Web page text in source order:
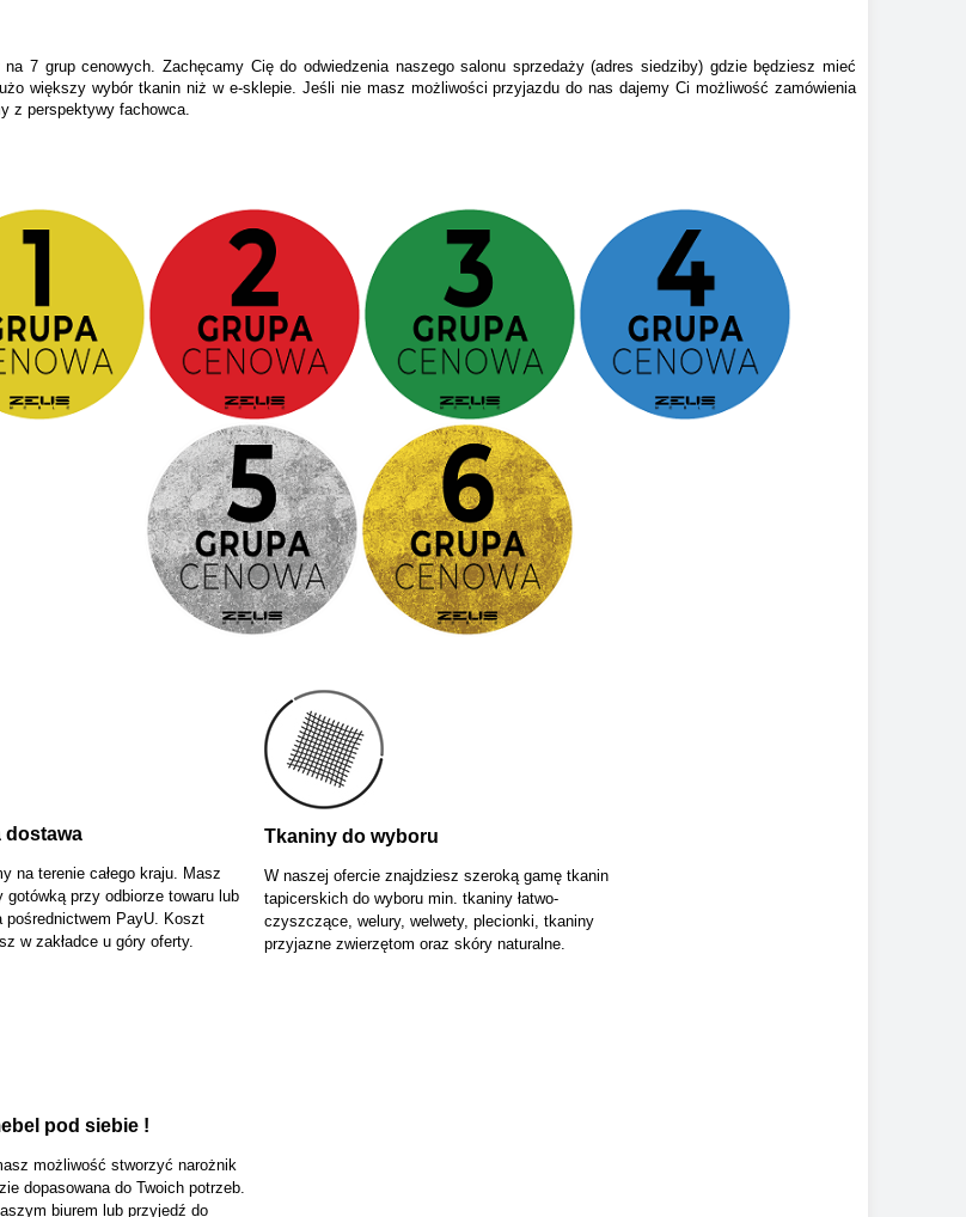
7 grup cenowych. Zachęcamy Cię do odwiedzenia naszego salonu sprzedaży (adres siedziby) gdzie będziesz mieć
większy wybór tkanin niż w e-sklepie. Jeśli nie masz możliwości przyjazdu do nas dajemy Ci możliwość zamówienia
z perspektywy fachowca.
dostawa
na terenie całego kraju. Masz
gotówką przy odbiorze towaru lub
pośrednictwem PayU. Koszt
w zakładce u góry oferty.
Tkaniny do wyboru
W naszej ofercie znajdziesz szeroką gamę tkanin
tapicerskich do wyboru min. tkaniny łatwo-
czyszczące, welury, welwety, plecionki, tkaniny
przyjazne zwierzętom oraz skóry naturalne.
pod siebie !
możliwość stworzyć narożnik
dopasowana do Twoich potrzeb.
biurem lub przyjedź do